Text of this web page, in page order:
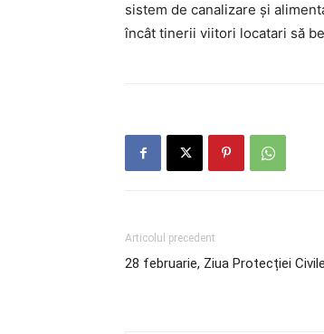
sistem de canalizare și
încât tinerii viitori locatari să
Articolul precedent
28 februarie, Ziua Protecției